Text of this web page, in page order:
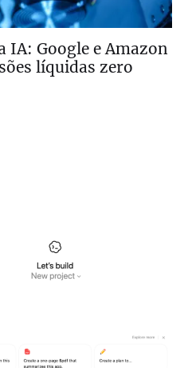
IA: Google e Amazon
líquidas zero